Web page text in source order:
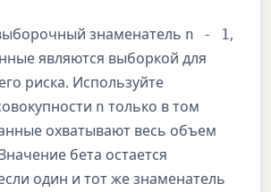
знаменатель n - 1,
являются выборкой для
риска. Используйте
n только в том
охватывают весь объем
бета остается
один и тот же знаменатель